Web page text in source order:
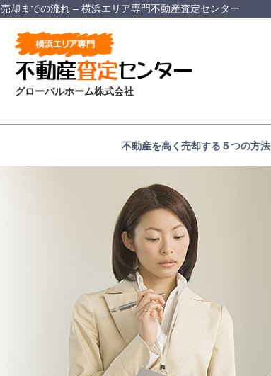
売却までの流れ – 横浜エリア専門不動産査定センター
グローバルホーム株式会社
不動産を高く売却する５つの方法